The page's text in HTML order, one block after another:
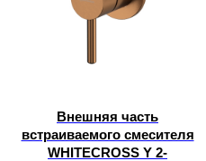
Внешняя часть
встраиваемого смесителя
WHITECROSS Y 2-